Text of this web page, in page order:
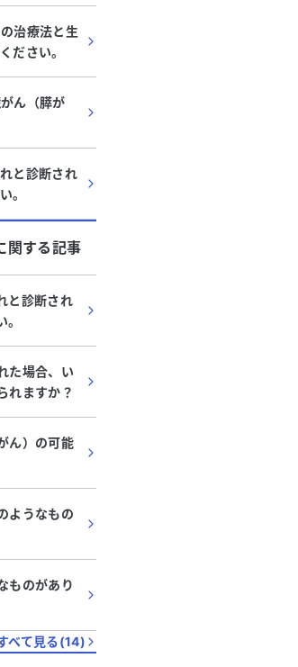
治療法と生
ださい。
ん（膵が
と診断され
。
関する記事
と診断され
た場合、い
れますか？
ん）の可能
ようなもの
ものがあり
べて見る(14)